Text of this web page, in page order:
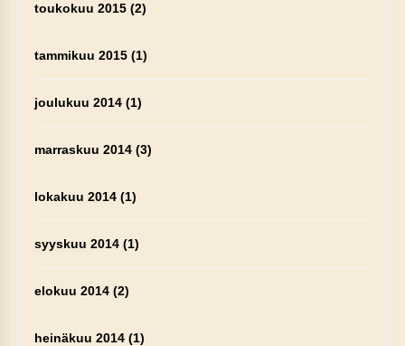
toukokuu 2015(2)
tammikuu 2015(1)
joulukuu 2014(1)
marraskuu 2014(3)
lokakuu 2014(1)
syyskuu 2014(1)
elokuu 2014(2)
heinäkuu 2014(1)